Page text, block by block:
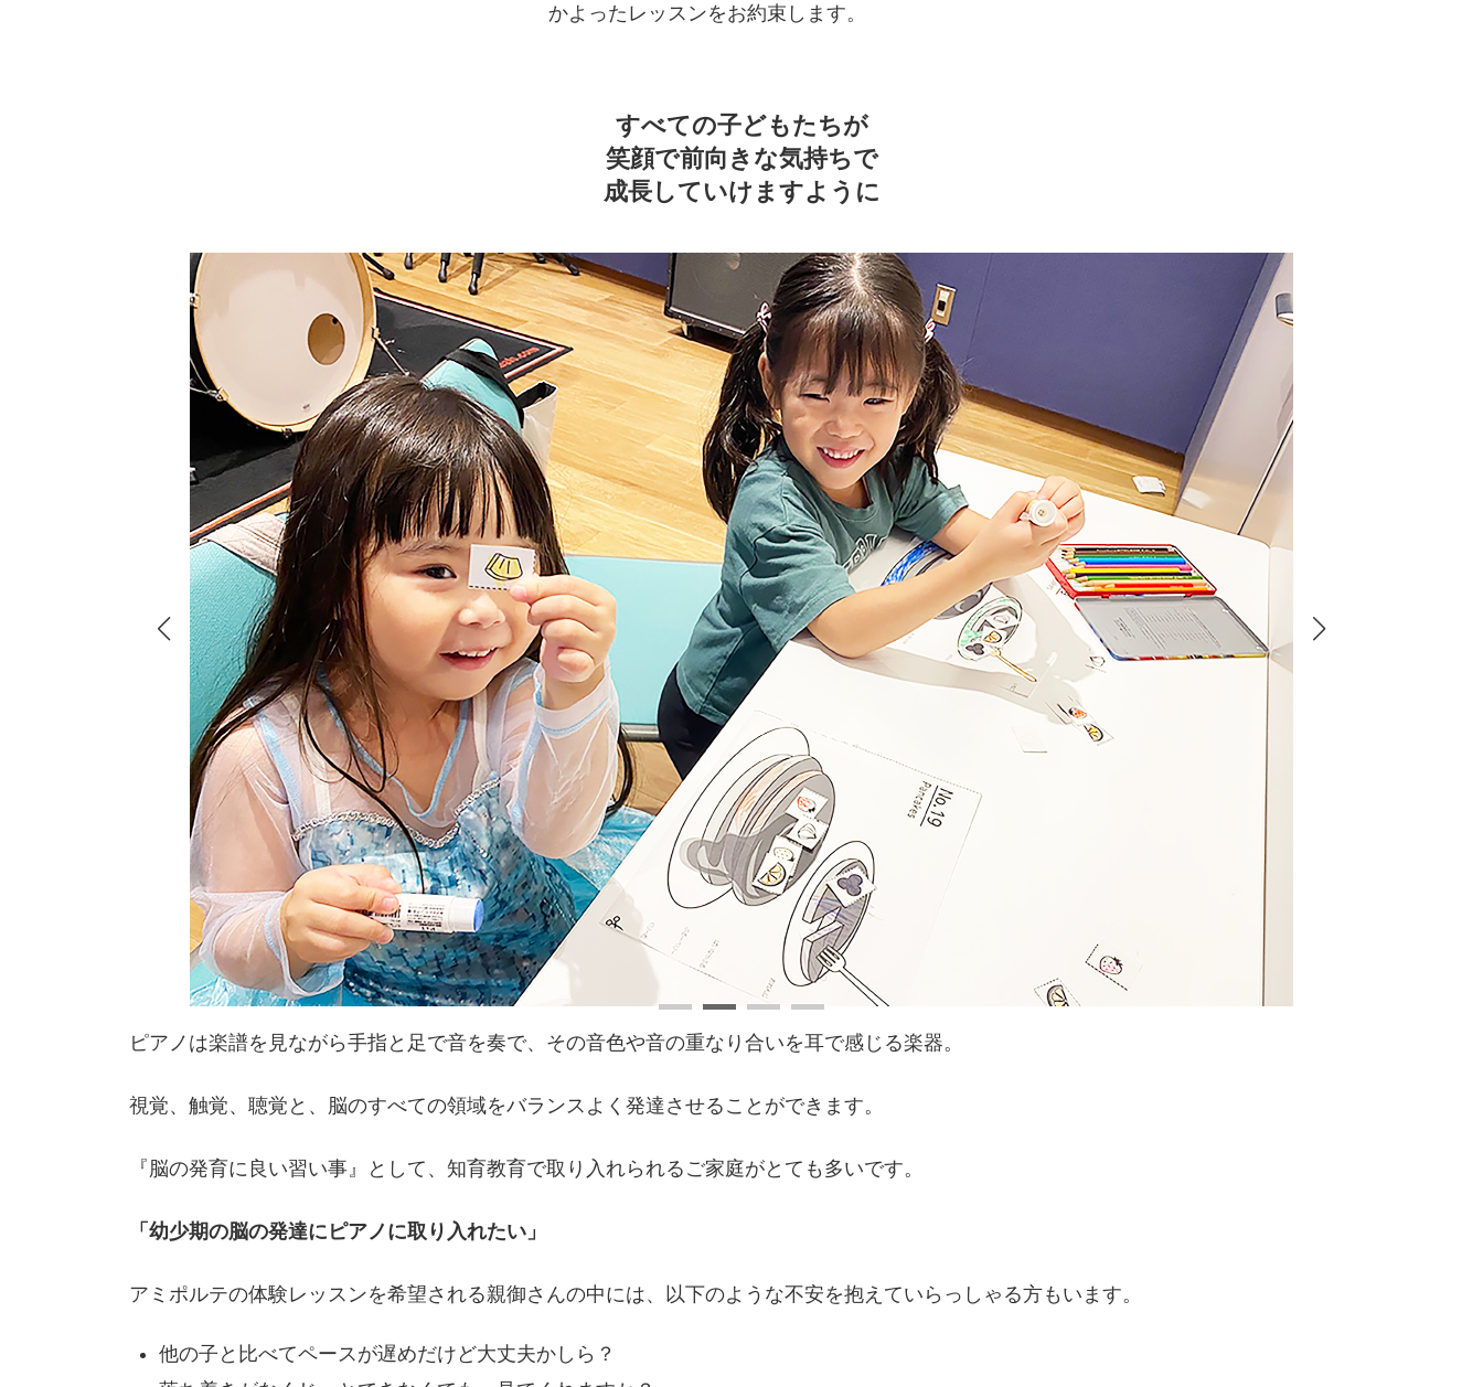
かよったレッスンをお約束します。
すべての子どもたちが
笑顔で前向きな気持ちで
成長していけますように
ピアノは楽譜を見ながら手指と足で音を奏で、その音色や音の重なり合いを耳で感じる楽器。
視覚、触覚、聴覚と、脳のすべての領域をバランスよく発達させることができます。
『脳の発育に良い習い事』として、知育教育で取り入れられるご家庭がとても多いです。
「幼少期の脳の発達にピアノに取り入れたい」
アミポルテの体験レッスンを希望される親御さんの中には、以下のような不安を抱えていらっしゃる方もいます。
他の子と比べてペースが遅めだけど大丈夫かしら？